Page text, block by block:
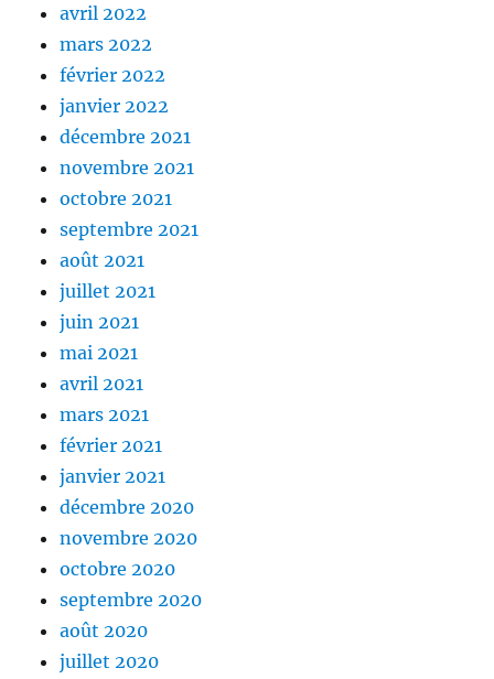
avril 2022
mars 2022
février 2022
janvier 2022
décembre 2021
novembre 2021
octobre 2021
septembre 2021
août 2021
juillet 2021
juin 2021
mai 2021
avril 2021
mars 2021
février 2021
janvier 2021
décembre 2020
novembre 2020
octobre 2020
septembre 2020
août 2020
juillet 2020